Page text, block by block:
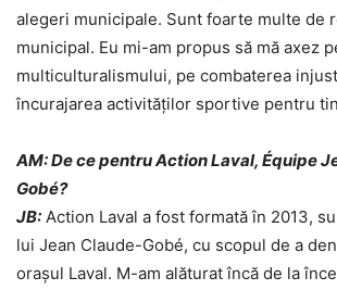
alegeri municipale. Sunt foarte multe de
municipal. Eu mi-am propus să mă axez
multiculturalismului, pe combaterea
încurajarea activităților sportive pentru
AM: De ce pentru Action Laval, Équipe
Gobé?
JB: Action Laval a fost formată în 2013,
lui Jean Claude-Gobé, cu scopul de a
orașul Laval. M-am alăturat încă de la